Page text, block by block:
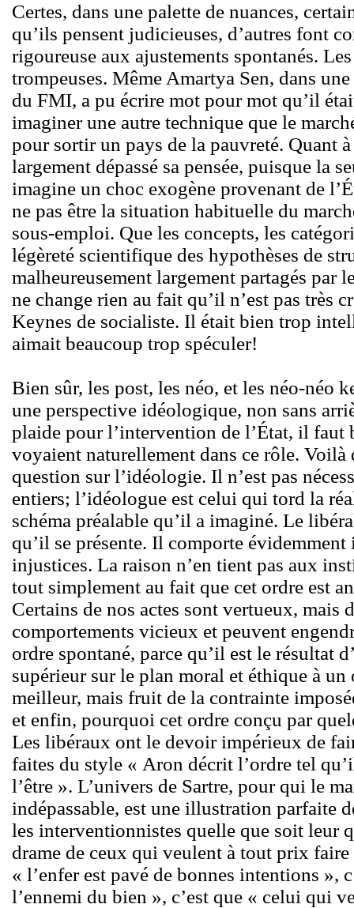
Certes, dans une palette de nuances,
qu’ils pensent judicieuses, d’autres font
rigoureuse aux ajustements spontanés.
trompeuses. Même Amartya Sen, dans
du FMI, a pu écrire mot pour mot qu’il
imaginer une autre technique que le
pour sortir un pays de la pauvreté. Quant
largement dépassé sa pensée, puisque la
imagine un choc exogène provenant de
ne pas être la situation habituelle du
sous-emploi. Que les concepts, les
légèreté scientifique des hypothèses de
malheureusement largement partagés par
ne change rien au fait qu’il n’est pas très
Keynes de socialiste. Il était bien trop
aimait beaucoup trop spéculer!
Bien sûr, les post, les néo, et les néo-néo
une perspective idéologique, non sans
plaide pour l’intervention de l’État, il faut
voyaient naturellement dans ce rôle. Voilà
question sur l’idéologie. Il n’est pas
entiers; l’idéologue est celui qui tord la
schéma préalable qu’il a imaginé. Le
qu’il se présente. Il comporte évidemment
injustices. La raison n’en tient pas aux
tout simplement au fait que cet ordre est
Certains de nos actes sont vertueux, mais
comportements vicieux et peuvent
ordre spontané, parce qu’il est le résultat
supérieur sur le plan moral et éthique à
meilleur, mais fruit de la contrainte
et enfin, pourquoi cet ordre conçu par
Les libéraux ont le devoir impérieux de
faites du style « Aron décrit l’ordre tel
l’être ». L’univers de Sartre, pour qui le
indépassable, est une illustration parfaite
les interventionnistes quelle que soit leur
drame de ceux qui veulent à tout prix faire
« l’enfer est pavé de bonnes intentions »,
l’ennemi du bien », c’est que « celui qui